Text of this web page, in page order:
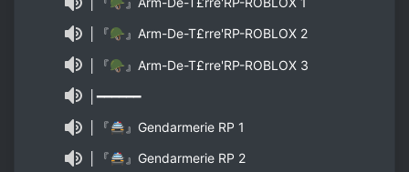
│『🪖』Arm-De-T£rre'RP-ROBLOX 2
│『🪖』Arm-De-T£rre'RP-ROBLOX 3
│━━━━━━
│『🚔』Gendarmerie RP 1
│『🚔』Gendarmerie RP 2